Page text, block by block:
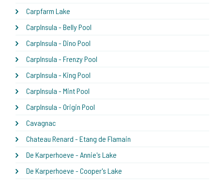
Carpfarm Lake
CarpInsula - Belly Pool
CarpInsula - Dino Pool
CarpInsula - Frenzy Pool
CarpInsula - King Pool
CarpInsula - Mint Pool
CarpInsula - Origin Pool
Cavagnac
Chateau Renard - Etang de Flamain
De Karperhoeve - Annie's Lake
De Karperhoeve - Cooper's Lake